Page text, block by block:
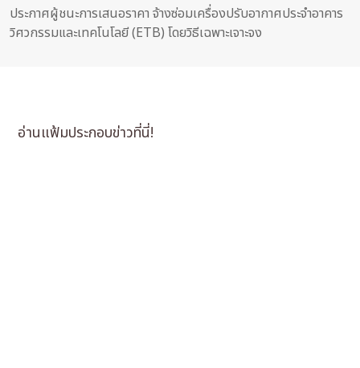
ประกาศผู้ชนะการเสนอราคา จ้างซ่อมเครื่องปรับอากาศประจำอาคาร
วิศวกรรมและเทคโนโลยี (ETB) โดยวิธีเฉพาะเจาะจง
อ่านแฟ้มประกอบข่าวที่นี่!